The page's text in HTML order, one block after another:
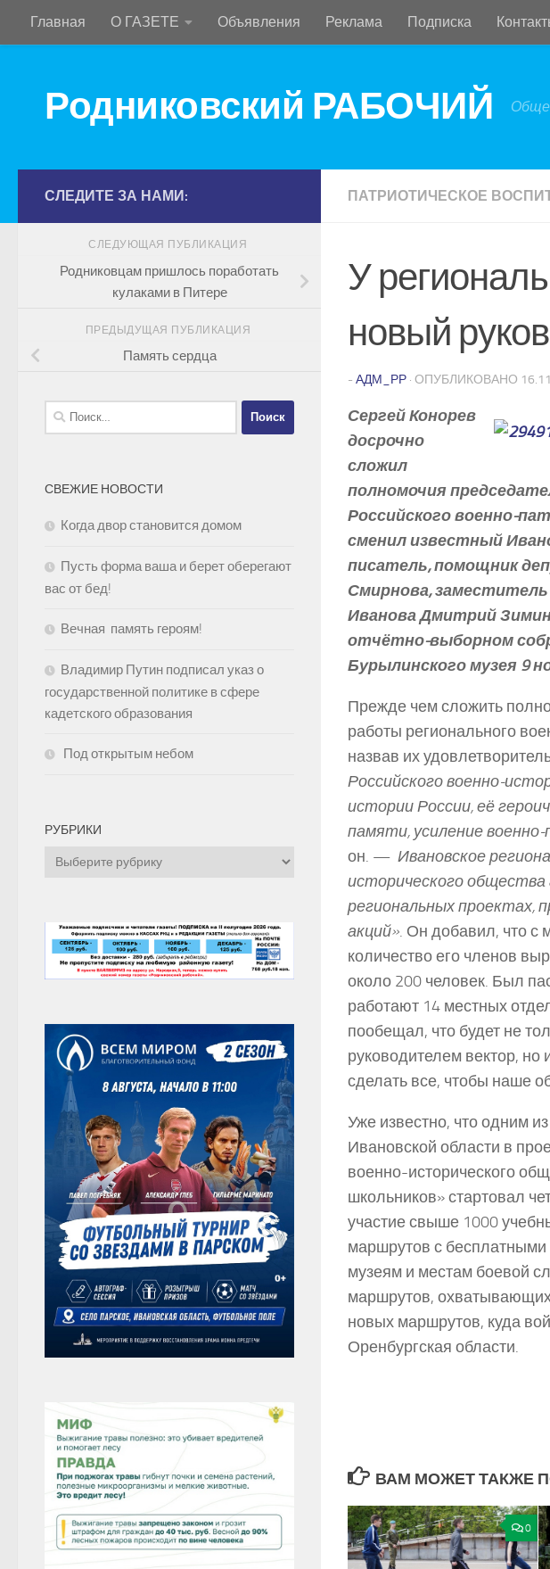
Перейти к содержимому
Главная О ГАЗЕТЕ Объявления Реклама Подписка
Родниковский РАБОЧИЙ
ПАТРИОТИЧЕСКОЕ
У
новый
- АДМ_РР · ОПУБЛИКОВАНО
Сергей Конорев
досрочно
сложил
полномочия
Российского военно­-
сменил известный
писатель, помощник
Смирнова,
Иванова Дмитрий
отчётно­-выборном
Бурылинского музея 9
Прежде чем сложить
работы регионального
назвав их
Российского военно-­
истории России, её
памяти, усиление
он. — ­ Ивановское
исторического общества
региональных проектах,
акций». Он добавил, что с
количество его членов
около 200 человек. Был
работают 14 местных
пообещал, что будет не
руководителем вектор,
сделать все, чтобы наше
Уже известно, что одним
Ивановской области в
военно-­исторического
школьников» стартовал
участие свыше 1000
маршрутов с бесплатными
музеям и местам боевой
маршрутов,
новых маршрутов, куда
Оренбургская области.
ВАМ МОЖЕТ ТАКЖЕ
0
СЛЕДИТЕ ЗА НАМИ:
СЛЕДУЮЩАЯ ПУБЛИКАЦИЯ
Родниковцам пришлось поработать
кулаками в Питере
ПРЕДЫДУЩАЯ ПУБЛИКАЦИЯ
Память сердца
Найти:
СВЕЖИЕ НОВОСТИ
Когда двор становится домом
Пусть форма ваша и берет оберегают
вас от бед!
Вечная память героям!
Владимир Путин подписал указ о
государственной политике в сфере
кадетского образования
Под открытым небом
РУБРИКИ
Рубрики